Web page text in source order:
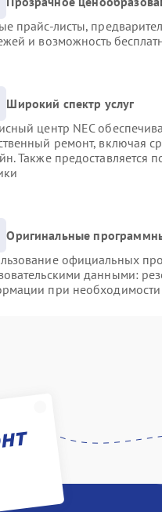
прайс-листы,
и возможность
Широкий спектр услуг
центр NEC
ремонт, включая
Также предоставляется
Оригинальные
официальных
данными:
при необходимости